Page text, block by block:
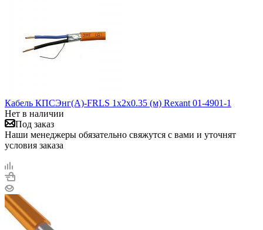
Кабель КПСЭнг(А)-FRLS 1х2х0.35 (м) Rexant 01-4901-1
Нет в наличии
Под заказ
Наши менеджеры обязательно свяжутся с вами и уточнят
условия заказа